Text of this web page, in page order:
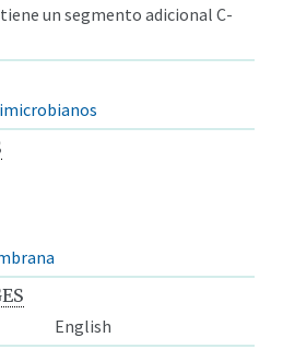
un segmento adicional C-
English